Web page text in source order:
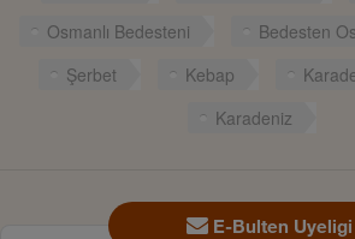
Osmanlı Bedesteni
Bedesten
Şerbet
Kebap
Karadeniz
E-Bulten Uyeligi